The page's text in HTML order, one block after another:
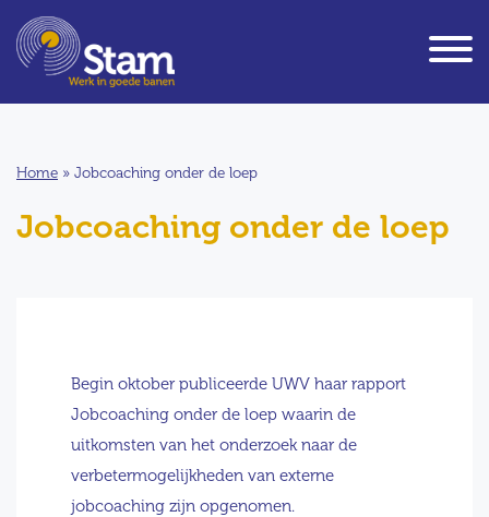
Home » Jobcoaching onder de loep
Jobcoaching onder de loep
Begin oktober publiceerde UWV haar rapport
Jobcoaching onder de loep waarin de
uitkomsten van het onderzoek naar de
verbetermogelijkheden van externe
jobcoaching zijn opgenomen.